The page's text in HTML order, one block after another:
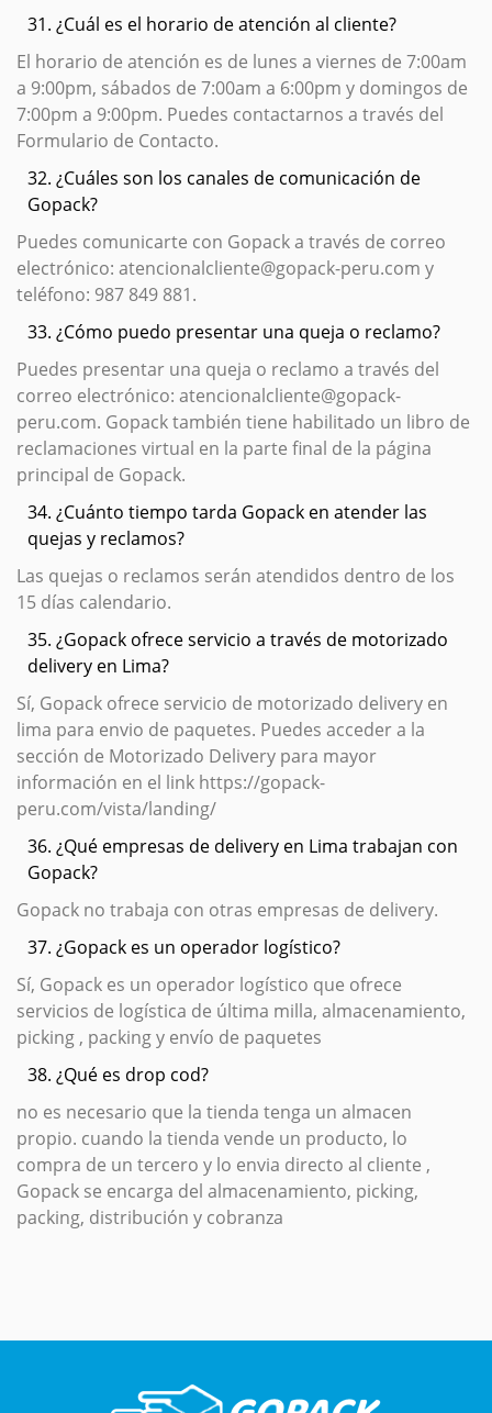
31. ¿Cuál es el horario de atención al cliente?
El horario de atención es de lunes a viernes de 7:00am
a 9:00pm, sábados de 7:00am a 6:00pm y domingos de
7:00pm a 9:00pm. Puedes contactarnos a través del
Formulario de Contacto.
32. ¿Cuáles son los canales de comunicación de
Gopack?
Puedes comunicarte con Gopack a través de correo
electrónico: atencionalcliente@gopack-peru.com y
teléfono: 987 849 881.
33. ¿Cómo puedo presentar una queja o reclamo?
Puedes presentar una queja o reclamo a través del
correo electrónico: atencionalcliente@gopack-
peru.com. Gopack también tiene habilitado un libro de
reclamaciones virtual en la parte final de la página
principal de Gopack.
34. ¿Cuánto tiempo tarda Gopack en atender las
quejas y reclamos?
Las quejas o reclamos serán atendidos dentro de los
15 días calendario.
35. ¿Gopack ofrece servicio a través de motorizado
delivery en Lima?
Sí, Gopack ofrece servicio de motorizado delivery en
lima para envio de paquetes. Puedes acceder a la
sección de Motorizado Delivery para mayor
información en el link https://gopack-
peru.com/vista/landing/
36. ¿Qué empresas de delivery en Lima trabajan con
Gopack?
Gopack no trabaja con otras empresas de delivery.
37. ¿Gopack es un operador logístico?
Sí, Gopack es un operador logístico que ofrece
servicios de logística de última milla, almacenamiento,
picking , packing y envío de paquetes
38. ¿Qué es drop cod?
no es necesario que la tienda tenga un almacen
propio. cuando la tienda vende un producto, lo
compra de un tercero y lo envia directo al cliente ,
Gopack se encarga del almacenamiento, picking,
packing, distribución y cobranza